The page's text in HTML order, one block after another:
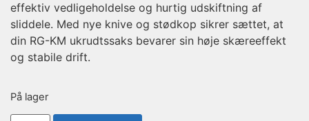
effektiv vedligeholdelse og hurtig udskiftning af
sliddele. Med nye knive og stødkop sikrer sættet, at
din RG-KM ukrudtssaks bevarer sin høje skæreeffekt
og stabile drift.
På lager